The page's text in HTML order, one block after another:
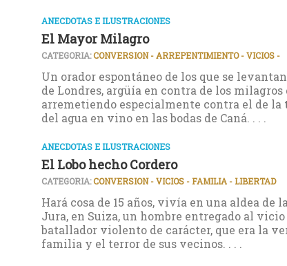
ANECDOTAS E ILUSTRACIONES
El Mayor Milagro
CATEGORIA:CONVERSION - ARREPENTIMIENTO - VICIOS -
Un orador espontáneo de los que se
de Londres, argüía en contra de los milagros
arremetiendo especialmente contra el de
del agua en vino en las bodas de Caná. . . .
ANECDOTAS E ILUSTRACIONES
El Lobo hecho Cordero
CATEGORIA:CONVERSION - VICIOS - FAMILIA - LIBERTAD
Hará cosa de 15 años, vivía en una aldea de
Jura, en Suiza, un hombre entregado al vicio
batallador violento de carácter, que era la
familia y el terror de sus vecinos. . . .